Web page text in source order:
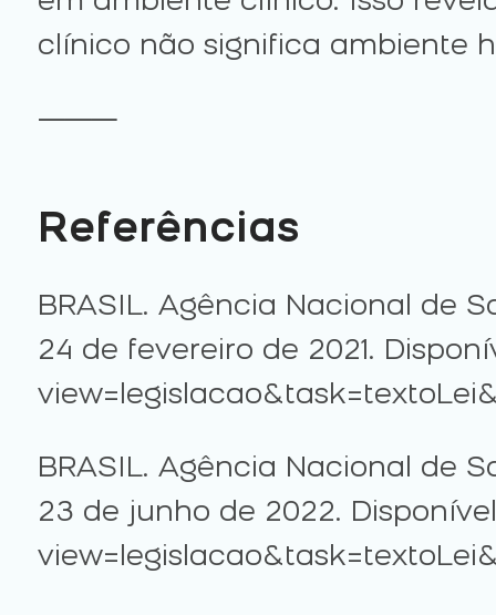
clínico não significa ambiente
⸻
Referências
BRASIL. Agência Nacional de
24 de fevereiro de 2021.
BRASIL. Agência Nacional de
23 de junho de 2022.